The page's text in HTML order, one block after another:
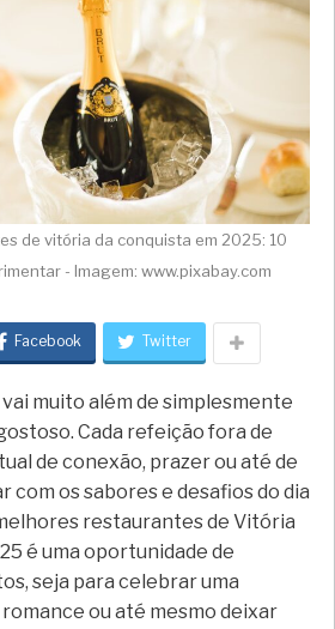
de vitória da conquista em 2025: 10
- Imagem: www.pixabay.com
Facebook Twitter
muito além de simplesmente
Cada refeição fora de
de conexão, prazer ou até de
com os sabores e desafios do dia
restaurantes de Vitória
é uma oportunidade de
seja para celebrar uma
ou até mesmo deixar